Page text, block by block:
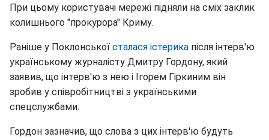
При цьому користувачі мережі підняли на сміх заклик
колишнього "прокурора" Криму.
Раніше у Поклонської сталася істерика після інтерв'ю
українському журналісту Дмитру Гордону, який
заявив, що інтерв'ю з нею і Ігорем Гіркиним він
зробив у співробітництві з українськими
спецслужбами.
Гордон зазначив, що слова з цих інтерв'ю будуть